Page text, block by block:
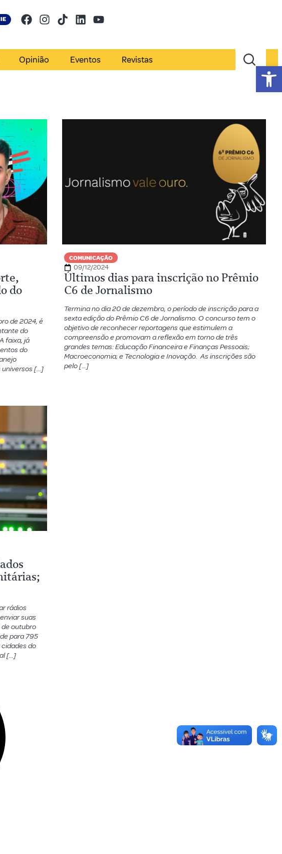
Opinião Eventos Revistas
do
de 2024, é
do
faixa, já
do
universos […]
COMUNICAÇÃO
09/12/2024
Últimos dias para inscrição no Prêmio
C6 de Jornalismo
Termina no dia 20 de dezembro, o período de inscrição para a
sexta edição do Prêmio C6 de Jornalismo. O concurso tem o
objetivo de reconhecer reportagens que estimulem a
compreensão e promovam a reflexão em torno de três
grandes temas: Educação Financeira e Finanças Pessoais;
Macroeconomia; e Tecnologia e Inovação. As inscrições são
pelo […]
rádios
suas
de outubro
para 795
do
[…]